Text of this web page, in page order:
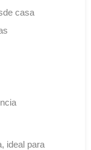
casa
ideal para